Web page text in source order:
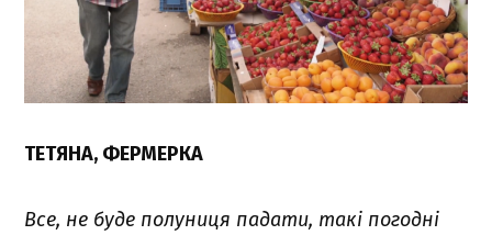
ТЕТЯНА, ФЕРМЕРКА
Все, не буде полуниця падати, такі погодні